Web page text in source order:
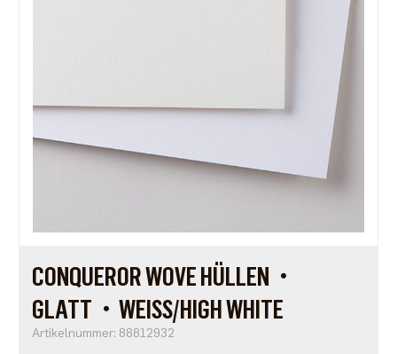
CONQUEROR WOVE HÜLLEN・
GLATT・WEISS/HIGH WHITE
Artikelnummer: 88812932